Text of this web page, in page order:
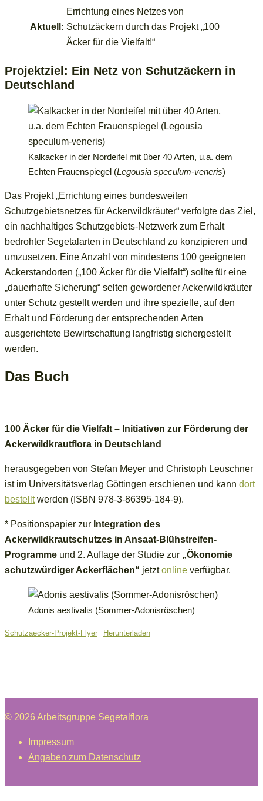
Aktuell:
Errichtung eines Netzes von
Schutzäckern durch das Projekt „100
Äcker für die Vielfalt!“
Projektziel: Ein Netz von Schutzäckern in
Deutschland
Kalkacker in der Nordeifel mit über 40 Arten, u.a. dem
Echten Frauenspiegel (Legousia speculum-veneris)
Das Projekt „Errichtung eines bundesweiten
Schutzgebietsnetzes für Ackerwildkräuter“ verfolgte das Ziel,
ein nachhaltiges Schutzgebiets-Netzwerk zum Erhalt
bedrohter Segetalarten in Deutschland zu konzipieren und
umzusetzen. Eine Anzahl von mindestens 100 geeigneten
Ackerstandorten („100 Äcker für die Vielfalt“) sollte für eine
„dauerhafte Sicherung“ selten gewordener Ackerwildkräuter
unter Schutz gestellt werden und ihre spezielle, auf den
Erhalt und Förderung der entsprechenden Arten
ausgerichtete Bewirtschaftung langfristig sichergestellt
werden.
Das Buch
100 Äcker für die Vielfalt – Initiativen zur Förderung der
Ackerwildkrautflora in Deutschland
herausgegeben von Stefan Meyer und Christoph Leuschner
ist im Universitätsverlag Göttingen erschienen und kann dort
bestelltwerden (ISBN 978-3-86395-184-9).
* Positionspapier zur Integration des
Ackerwildkrautschutzes in Ansaat-Blühstreifen-
Programme und 2. Auflage der Studie zur „Ökonomie
schutzwürdiger Ackerflächen“ jetztonline verfügbar.
Adonis aestivalis (Sommer-Adonisröschen)
Schutzaecker-Projekt-Flyer Herunterladen
© 2026 Arbeitsgruppe Segetalflora
Impressum
Angaben zum Datenschutz